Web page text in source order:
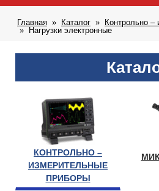
Главная Каталог
Контрольно –
Нагрузки электронные
КОНТРОЛЬНО –
ИЗМЕРИТЕЛЬНЫЕ
ПРИБОРЫ